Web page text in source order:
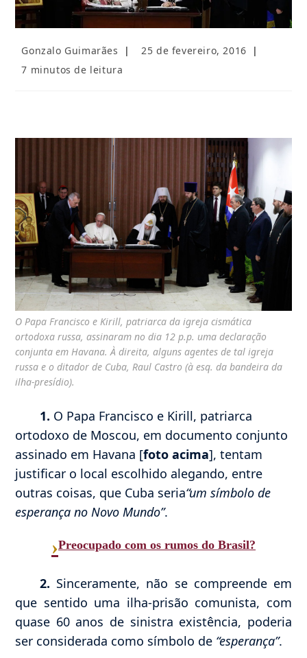
Autor
post:
Gonzalo Guimarães
Post
25 de fevereiro, 2016
Tempo
7 minutos de leitura
O Papa Francisco e Kirill, patriarca da igreja cismática
ortodoxa russa, assinaram no dia 12 p.p. uma declaração
conjunta em Havana. À direita, alguns agentes de tal igreja
russa e o ditador de Cuba, Raul Castro (à esq. da bandeira da
ilha-presídio).
1. O Papa Francisco e Kirill, patriarca
ortodoxo de Moscou, em documento conjunto
assinado em Havana [foto acima], tentam
justificar o local escolhido alegando, entre
outras coisas, que Cuba seria“um símbolo de
esperança no Novo Mundo”.
›Preocupado com os rumos do Brasil?
2. Sinceramente, não se compreende em
que sentido uma ilha-prisão comunista, com
quase 60 anos de sinistra existência, poderia
ser considerada como símbolo de “esperança”.